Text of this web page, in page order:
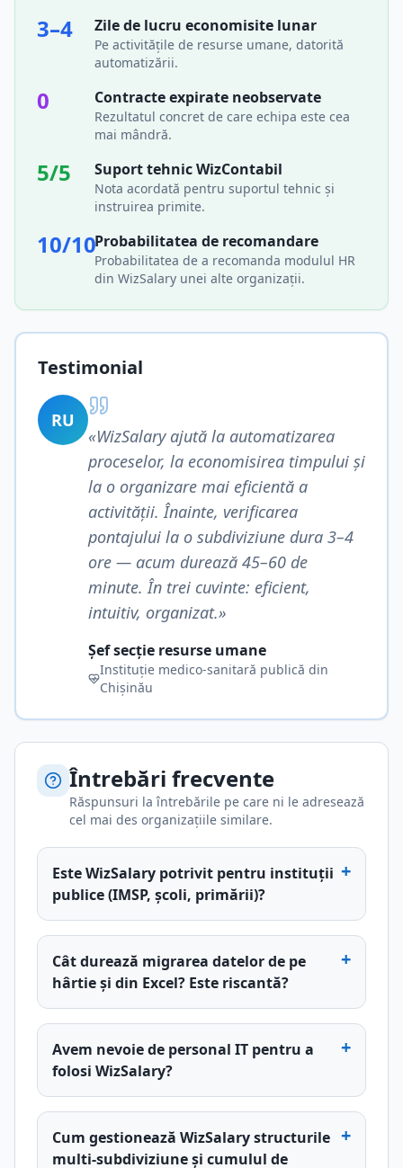
3–4 Zile de lucru economisite lunar
Pe activitățile de resurse umane, datorită
automatizării.
0 Contracte expirate neobservate
Rezultatul concret de care echipa este cea
mai mândră.
5/5 Suport tehnic WizContabil
Nota acordată pentru suportul tehnic și
instruirea primite.
10/10Probabilitatea de recomandare
Probabilitatea de a recomanda modulul HR
din WizSalary unei alte organizații.
Testimonial
RU
«WizSalary ajută la automatizarea
proceselor, la economisirea timpului și
la o organizare mai eficientă a
activității. Înainte, verificarea
pontajului la o subdiviziune dura 3–4
ore — acum durează 45–60 de
minute. În trei cuvinte: eficient,
intuitiv, organizat.»
Șef secție resurse umane
Instituție medico-sanitară publică din
Chișinău
Întrebări frecvente
Răspunsuri la întrebările pe care ni le adresează
cel mai des organizațiile similare.
Este WizSalary potrivit pentru instituții
publice (IMSP, școli, primării)?
+
Cât durează migrarea datelor de pe
hârtie și din Excel? Este riscantă?
+
Avem nevoie de personal IT pentru a
folosi WizSalary?
+
Cum gestionează WizSalary structurile
multi-subdiviziune și cumulul de
+